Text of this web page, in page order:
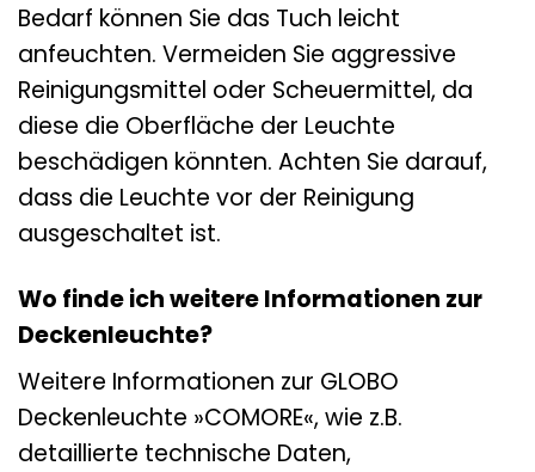
Bedarf können Sie das Tuch leicht
anfeuchten. Vermeiden Sie aggressive
Reinigungsmittel oder Scheuermittel, da
diese die Oberfläche der Leuchte
beschädigen könnten. Achten Sie darauf,
dass die Leuchte vor der Reinigung
ausgeschaltet ist.
Wo finde ich weitere Informationen zur
Deckenleuchte?
Weitere Informationen zur GLOBO
Deckenleuchte »COMORE«, wie z.B.
detaillierte technische Daten,